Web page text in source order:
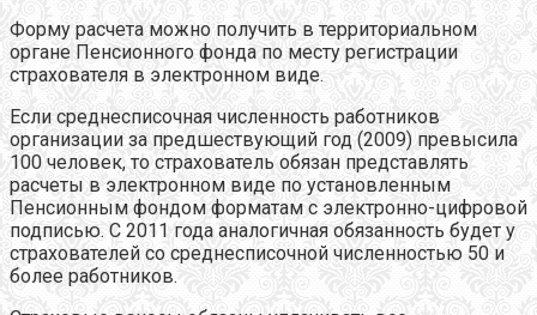
Форму расчета можно получить в территориальном
органе Пенсионного фонда по месту регистрации
страхователя в электронном виде.
Если среднесписочная численность работников
организации за предшествующий год (2009) превысила
100 человек, то страхователь обязан представлять
расчеты в электронном виде по установленным
Пенсионным фондом форматам с электронно-цифровой
подписью. С 2011 года аналогичная обязанность будет у
страхователей со среднесписочной численностью 50 и
более работников.